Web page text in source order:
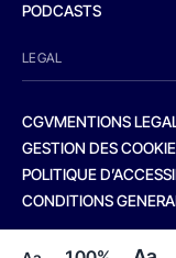
PODCASTS
LEGAL
CGVMENTIONS
GESTION DES
POLITIQUE
CONDITIONS